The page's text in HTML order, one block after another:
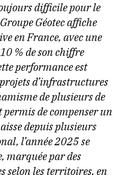
difficile pour le
Géotec affiche
en France, avec une
% de son chiffre
performance est
d’infrastructures
de plusieurs de
permis de compenser un
depuis plusieurs
l’année 2025 se
marquée par des
selon les territoires, en